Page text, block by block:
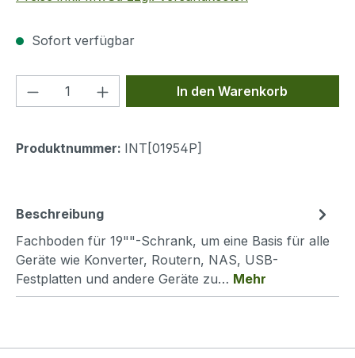
Sofort verfügbar
Produkt Anzahl: Gib denIn den Warenkorb
Produktnummer: INT[01954P]
Beschreibung
Fachboden für 19""-Schrank, um eine Basis für alle
Geräte wie Konverter, Routern, NAS, USB-
Festplatten und andere Geräte zu… Mehr